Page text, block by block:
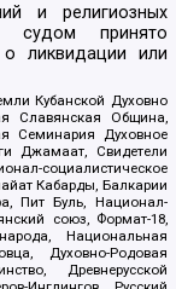
и религиозных
судом принято
ликвидации или
Кубанской Духовно
Славянская Община,
Семинария Духовное
Джамаат, Свидетели
социалистическое
Кабарды, Балкарии
Пит Буль, Национал-
союз, Формат-18,
Национальная
Духовно-Родовая
Древнерусской